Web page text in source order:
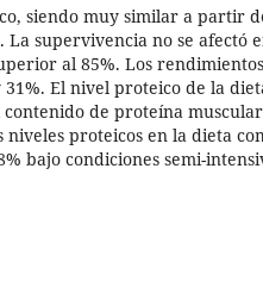
siendo muy similar a partir
La supervivencia no se afectó
al 85%. Los
31%. El nivel proteico de la
de proteína
proteicos en la dieta
bajo condiciones semi-